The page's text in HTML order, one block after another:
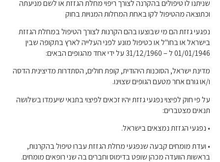
שניתנו לו טיפולים בהקרנה לצורך ריפוי מחלת הגזזת או לשם מניעתה
וכתוצאה מהטיפול לקו באחת המחלות המנויות בחוק
נפגעי גזזת הם מי שבוצעו בהם הקרנות לצורך הטיפול במחלת הגזזת
בישראל או בחו"ל או כטיפול מונע לפני העלייה לארץ בתקופה שבין
01/01/1946ל– 31/12/1960 על ידי אחד מהגופים הבאים:
מדינת ישראל, הסוכנות היהודית, קופת חולים, הסתדרות מדיצינית הדסה
ו/או גורם אחר מטעם הגופים שצוינו.
על פי חוק לפיצוי נפגעי גזזת יהיו זכאים לפיצוי בתנאי שיעמדו בשלושה
תנאים מצטברים:
• נפגעי הגזזת נמצאים בישראל.
• ועדת מומחים קבעה שנפגעי מחלת הגזזת עברו טיפול בהקרנות,
בראשות הוועדה מכהן שופט בדימוס וחברים בה שני רופאים מומחים.